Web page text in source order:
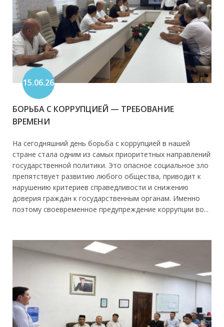
15.06.26
БОРЬБА С КОРРУПЦИЕЙ — ТРЕБОВАНИЕ
ВРЕМЕНИ
На сегодняшний день борьба с коррупцией в нашей
стране стала одним из самых приоритетных направлений
государственной политики. Это опасное социальное зло
препятствует развитию любого общества, приводит к
нарушению критериев справедливости и снижению
доверия граждан к государственным органам. Именно
поэтому своевременное предупреждение коррупции во...